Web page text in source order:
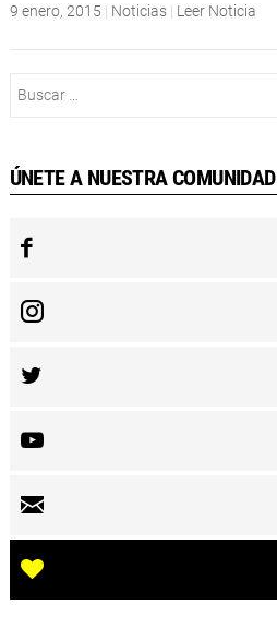
9 enero, 2015 | Noticias | Leer Noticia
ÚNETE A NUESTRA COMUNIDAD